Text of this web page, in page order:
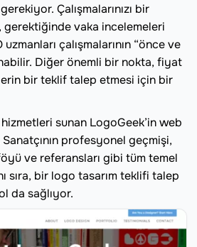
Çalışmalarınızı bir
vaka incelemeleri
çalışmalarının “önce ve
Diğer önemli bir nokta, fiyat
bir teklif talep etmesi için bir
sunan LogoGeek’in web
profesyonel geçmişi,
ve referansları gibi tüm temel
sıra, bir logo tasarım teklifi talep
da sağlıyor.